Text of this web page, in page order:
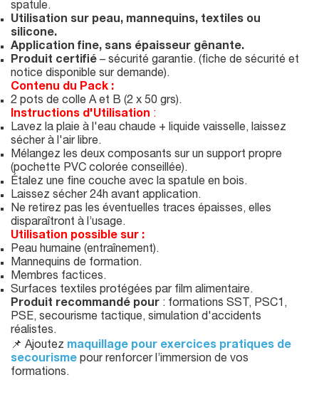
spatule.
Utilisation sur peau, mannequins, textiles ou
silicone.
Application fine, sans épaisseur gênante.
Produit certifié – sécurité garantie. (fiche de sécurité et
notice disponible sur demande).
Contenu du Pack :
2 pots de colle A et B (2 x 50 grs).
Instructions d'Utilisation :
Lavez la plaie à l'eau chaude + liquide vaisselle, laissez
sécher à l'air libre.
Mélangez les deux composants sur un support propre
(pochette PVC colorée conseillée).
Étalez une fine couche avec la spatule en bois.
Laissez sécher 24h avant application.
Ne retirez pas les éventuelles traces épaisses, elles
disparaîtront à l’usage.
Utilisation possible sur :
Peau humaine (entraînement).
Mannequins de formation.
Membres factices.
Surfaces textiles protégées par film alimentaire.
Produit recommandé pour : formations SST, PSC1,
PSE, secourisme tactique, simulation d'accidents
réalistes.
📌 Ajoutez maquillage pour exercices pratiques de
secourisme pour renforcer l’immersion de vos
formations.